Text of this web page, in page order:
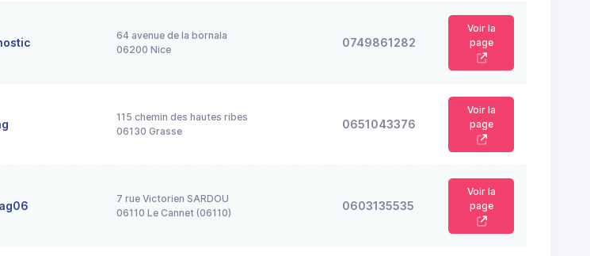
64 avenue de la bornala
06200 Nice
0749861282
Voir la
page
115 chemin des hautes ribes
06130 Grasse
0651043376
Voir la
page
7 rue Victorien SARDOU
06110 Le Cannet (06110)
0603135535
Voir la
page